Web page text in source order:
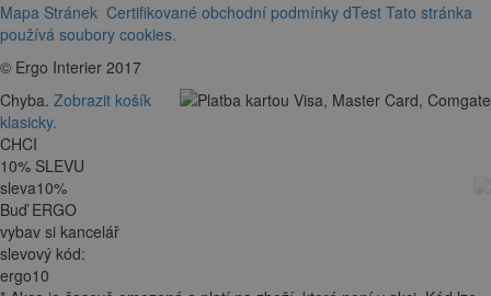
Mapa Stránek Certifikované obchodní podmínky dTest Tato stránka
používá soubory cookies.
© Ergo Interier 2017
Chyba. Zobrazit košík
klasicky.
CHCI
10% SLEVU
sleva10%
Buď ERGO
vybav si kancelář
slevový kód:
ergo10